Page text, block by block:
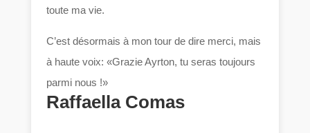
toute ma vie.
C’est désormais à mon tour de dire merci, mais
à haute voix: «Grazie Ayrton, tu seras toujours
parmi nous !»
Raffaella Comas